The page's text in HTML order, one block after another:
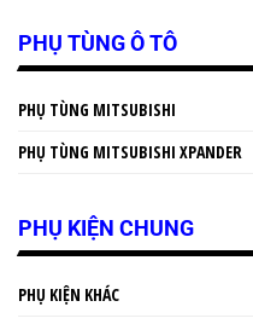
PHỤ TÙNG Ô TÔ
PHỤ TÙNG MITSUBISHI
PHỤ TÙNG MITSUBISHI XPANDER
PHỤ KIỆN CHUNG
PHỤ KIỆN KHÁC